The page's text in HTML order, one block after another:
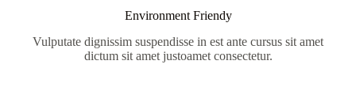
Environment Friendy
Vulputate dignissim suspendisse in est ante cursus sit amet
dictum sit amet justoamet consectetur.